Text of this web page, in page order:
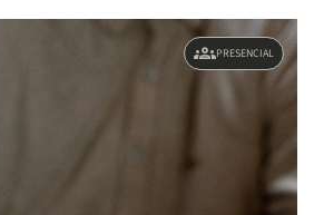
groupsPRESENCIAL